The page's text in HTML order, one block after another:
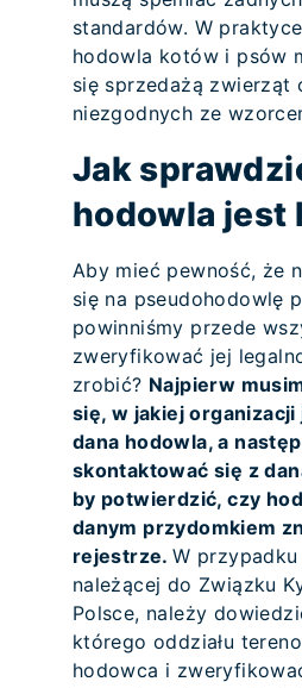
standardów. W
hodowla kotów i psów
się sprzedażą zwierząt
niezgodnych ze
Jak
hodowla jest
Aby mieć pewność, że
się na pseudohodowlę
powinniśmy przede
zweryfikować jej
zrobić? Najpierw
się, w jakiej
dana hodowla, a
skontaktować się z
by potwierdzić, czy
danym przydomkiem
rejestrze.W
należącej do Związku
Polsce, należy
którego oddziału
hodowca i